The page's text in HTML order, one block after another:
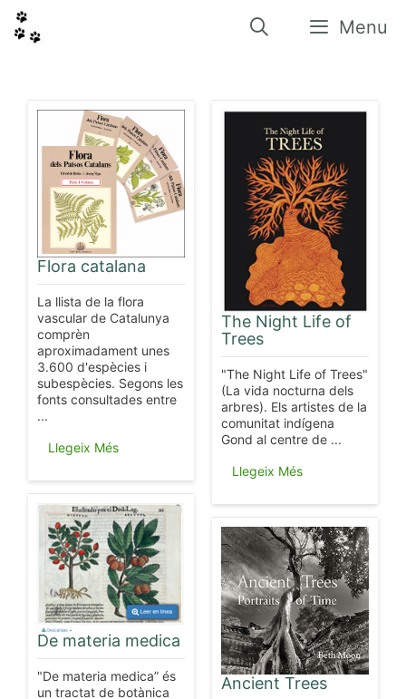
contingut
Menu
Flora catalana
La llista de la flora
vascular de Catalunya
comprèn
aproximadament unes
3.600 d'espècies i
subespècies. Segons les
fonts consultades entre
...
Llegeix Més
The Night Life of
Trees
"The Night Life of Trees"
(La vida nocturna dels
arbres). Els artistes de la
comunitat indígena
Gond al centre de ...
Llegeix Més
De materia medica
"De materia medica” és
un tractat de botànica
Ancient Trees